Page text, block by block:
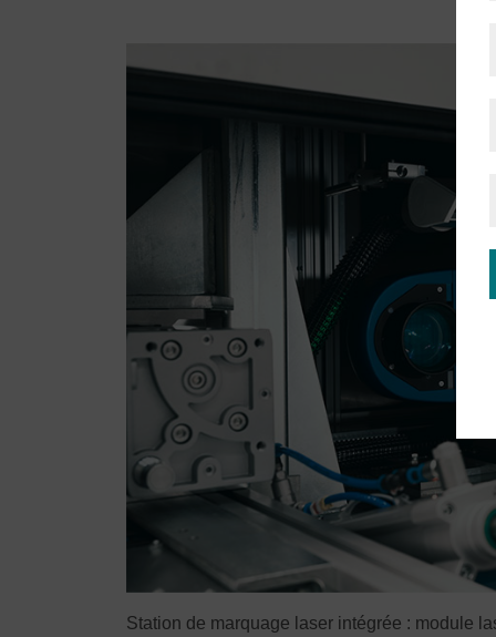
Station de marquage laser intégrée : module